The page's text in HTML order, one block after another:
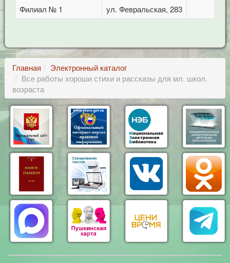
Филиал № 1 ул. Февральская, 283
Главная
Электронный каталог
Все работы хороши стихи и рассказы для мл. школ.
возраста